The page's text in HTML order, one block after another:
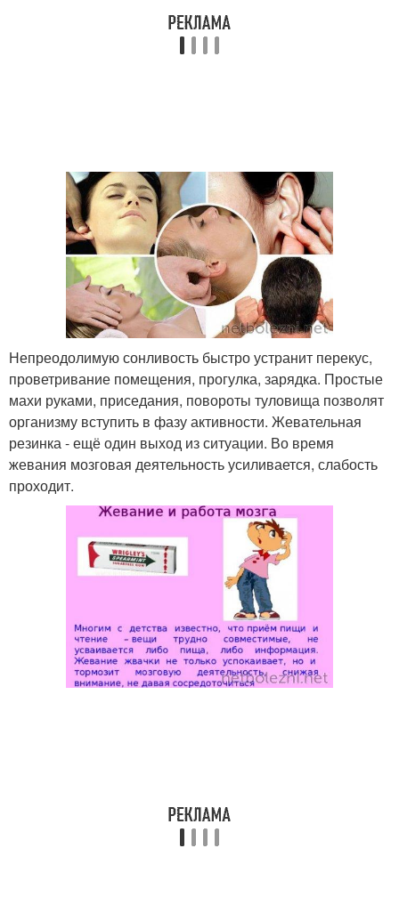
Непреодолимую сонливость быстро устранит перекус,
проветривание помещения, прогулка, зарядка. Простые
махи руками, приседания, повороты туловища позволят
организму вступить в фазу активности. Жевательная
резинка - ещё один выход из ситуации. Во время
жевания мозговая деятельность усиливается, слабость
проходит.